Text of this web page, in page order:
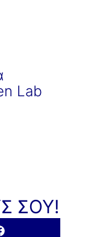
Lab
ΣΟΥ!